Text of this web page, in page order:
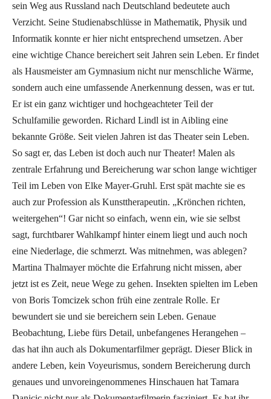
sein Weg aus Russland nach Deutschland bedeutete auch
Verzicht. Seine Studienabschlüsse in Mathematik, Physik und
Informatik konnte er hier nicht entsprechend umsetzen. Aber
eine wichtige Chance bereichert seit Jahren sein Leben. Er findet
als Hausmeister am Gymnasium nicht nur menschliche Wärme,
sondern auch eine umfassende Anerkennung dessen, was er tut.
Er ist ein ganz wichtiger und hochgeachteter Teil der
Schulfamilie geworden. Richard Lindl ist in Aibling eine
bekannte Größe. Seit vielen Jahren ist das Theater sein Leben.
So sagt er, das Leben ist doch auch nur Theater! Malen als
zentrale Erfahrung und Bereicherung war schon lange wichtiger
Teil im Leben von Elke Mayer-Gruhl. Erst spät machte sie es
auch zur Profession als Kunsttherapeutin. „Krönchen richten,
weitergehen“! Gar nicht so einfach, wenn ein, wie sie selbst
sagt, furchtbarer Wahlkampf hinter einem liegt und auch noch
eine Niederlage, die schmerzt. Was mitnehmen, was ablegen?
Martina Thalmayer möchte die Erfahrung nicht missen, aber
jetzt ist es Zeit, neue Wege zu gehen. Insekten spielten im Leben
von Boris Tomcizek schon früh eine zentrale Rolle. Er
bewundert sie und sie bereichern sein Leben. Genaue
Beobachtung, Liebe fürs Detail, unbefangenes Herangehen –
das hat ihn auch als Dokumentarfilmer geprägt. Dieser Blick in
andere Leben, kein Voyeurismus, sondern Bereicherung durch
genaues und unvoreingenommenes Hinschauen hat Tamara